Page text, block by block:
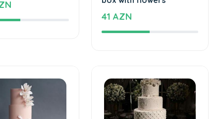
41 AZN